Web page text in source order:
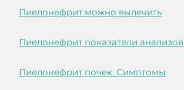
Пиелонефрит можно вылечить
Пиелонефрит показатели анализов
Пиелонефрит почек. Симптомы